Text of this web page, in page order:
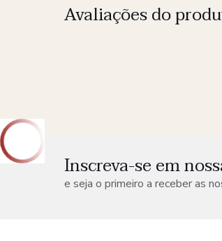
Avaliações do
Inscreva-se em
e seja o primeiro a receber as